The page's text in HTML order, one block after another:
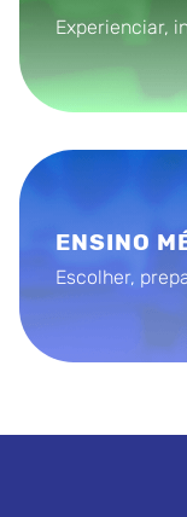
Experienciar,
ENSINO
Escolher,